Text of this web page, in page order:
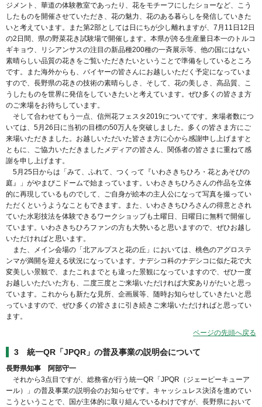
ジメント、華道の体験教室であったり、花をモチーフにしたショーなど、こう
したものを開催させていただき、花の魅力、花のある暮らしを発信していきた
いと考えています。また第2部としては日にちが少し離れますが、7月11日12日
の2日間、県の野菜花き試験場で開催します。本県が誇る生産量日本一のトルコ
ギキョウ、リシアンサスの注目の新品種200種の一斉展示等、他の国にはない
素晴らしい品質の花きをご覧いただきたいということで準備をしているところ
です。また海外からも、バイヤーの皆さんにお越しいただく予定になっていま
すので、長野県の花きの技術の素晴らしさ、そして、花の美しさ、高品質、こ
うしたものを世界に発信をしていきたいと考えています。ぜひ多くの皆さま方
のご来場をお待ちしています。
そして合わせてもう一点、信州花フェスタ2019についてです。来場者数につ
いては、5月26日に当初の目標の50万人を突破しました。多くの皆さま方にご
来場いただきました。お越しいただいた皆さま方に心から感謝申し上げますと
ともに、ご協力いただきましたメディアの皆さん、関係者の皆さまに重ねて感
謝を申し上げます。
5月25日からは「みて、ふれて、つくって『いわさきちひろ・花とあそびの
庭』」がやまびこドームで始まっています。いわさきちひろさんの作品を立体
的に再現しているものでして、ご自身が絵本の主人公になって写真を撮ってい
ただくというようなこともできます。また、いわさきちひろさんの得意とされ
ていた水彩技法を体験できるワークショップも土曜日、日曜日に無料で開催し
ています。いわさきちひろファンの方も大勢いると思いますので、ぜひお越し
いただければと思います。
また、メイン会場の「北アルプスと花の丘」においては、桃色のアグロステ
ンマが満開を迎える状況になっています。ナデシコ科のナデシコに似た花で大
変美しい景観で、またこれまでとも違った景観になっていますので、ぜひ一度
お越しいただいた方も、二度三度とご来場いただければ大変ありがたいと思っ
ています。これからも新たな見所、企画展等、随時お知らせしていきたいと思
っていますので、ぜひ多くの皆さまに引き続きご来場いただければと思ってい
ます。
ページの先頭へ戻る
3 統一QR「JPQR」の普及事業の説明会について
長野県知事 阿部守一
それから3点目ですが、総務省が行う統一QR「JPQR（ジェーピーキューア
ール）」の普及事業の説明会のお知らせです。キャッシュレス決済を進めてい
こうということで、国が主体的に取り組んでいるわけですが、長野県において